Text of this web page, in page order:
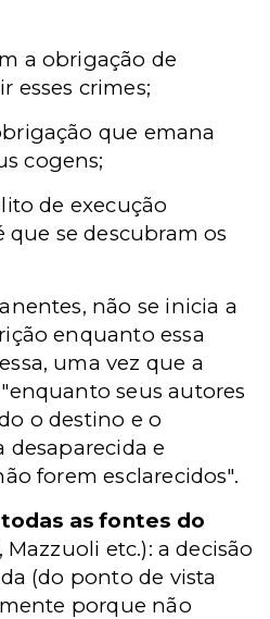
a obrigação de
esses crimes;
que emana
cogens;
de execução
se descubram os
não se inicia a
enquanto essa
uma vez que a
seus autores
o destino e o
desaparecida e
forem esclarecidos".
as fontes do
Mazzuoli etc.): a decisão
(do ponto de vista
porque não